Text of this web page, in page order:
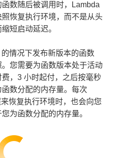
= 18 USD
数随后被调用时，Lambda
恢复执行环境，而不是从头
短启动延迟。
情况下发布新版本的函数
您需要为函数版本处于活动
，3 小时起付，之后按毫秒
数分配的内存量。每次
恢复执行环境时，也会向您
为函数分配的内存量。